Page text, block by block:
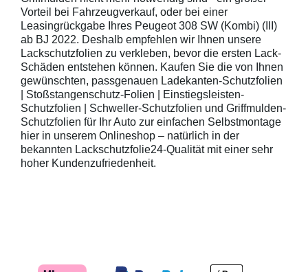
Vorteil bei Fahrzeugverkauf, oder bei einer
Leasingrückgabe Ihres Peugeot 308 SW (Kombi) (III)
ab BJ 2022. Deshalb empfehlen wir Ihnen unsere
Lackschutzfolien zu verkleben, bevor die ersten Lack-
Schäden entstehen können. Kaufen Sie die von Ihnen
gewünschten, passgenauen Ladekanten-Schutzfolien
| Stoßstangenschutz-Folien | Einstiegsleisten-
Schutzfolien | Schweller-Schutzfolien und Griffmulden-
Schutzfolien für Ihr Auto zur einfachen Selbstmontage
hier in unserem Onlineshop – natürlich in der
bekannten Lackschutzfolie24-Qualität mit einer sehr
hoher Kundenzufriedenheit.